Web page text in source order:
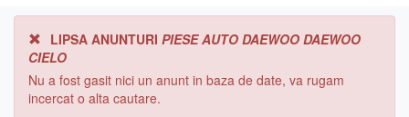
LIPSA ANUNTURI PIESE AUTO DAEWOO DAEWOO
CIELO
Nu a fost gasit nici un anunt in baza de date, va rugam
incercat o alta cautare.